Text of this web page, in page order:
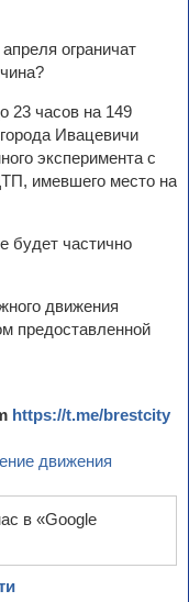
23 часов на 149
Ивацевичи
эксперимента с
имевшего место на
будет частично
движения
предоставленной
https://t.me/brestcity
движения
в «Google